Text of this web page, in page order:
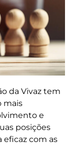
da Vivaz tem
mais
e
posições
eficaz com as